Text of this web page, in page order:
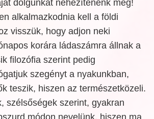
dolgunkat nehezítenénk meg!
alkalmazkodnia kell a földi
visszük, hogy adjon neki
korára ládaszámra állnak a
filozófia szerint pedig
szegényt a nyakunkban,
teszik, hiszen az természetközeli.
szélsőségek szerint, gyakran
módon nevelünk, hiszen ma